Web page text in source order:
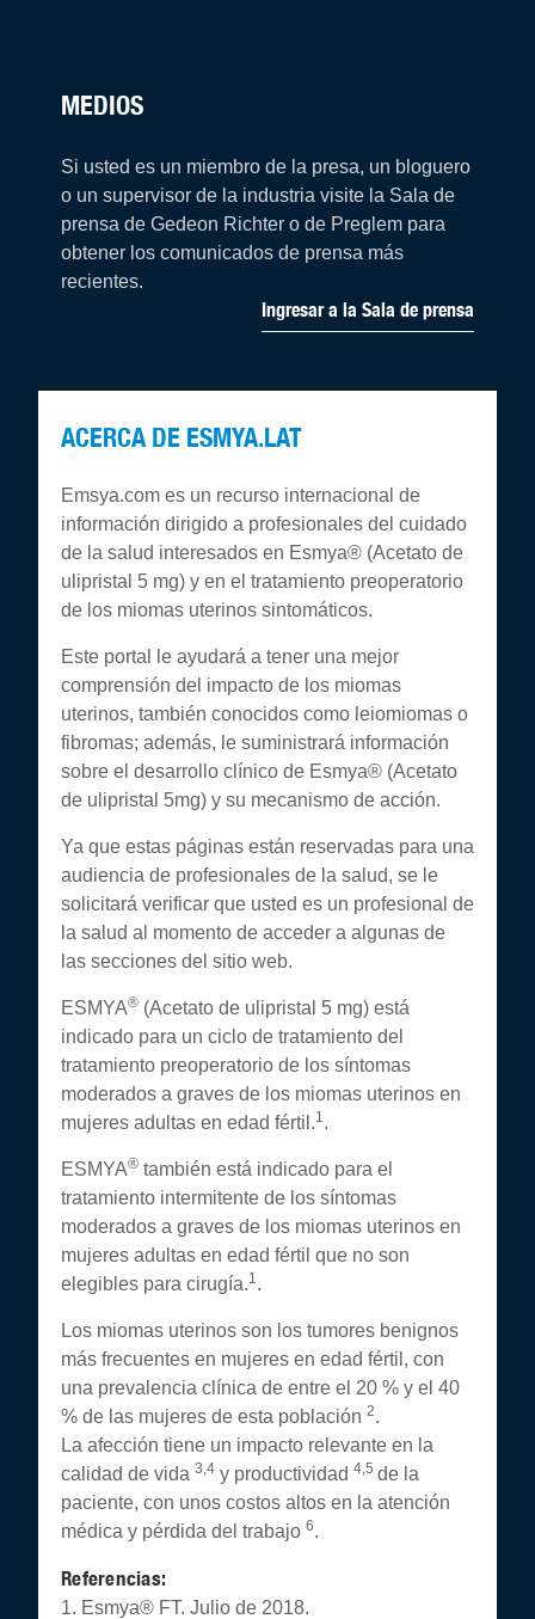
MEDIOS
Si usted es un miembro de la presa, un bloguero
o un supervisor de la industria visite la Sala de
prensa de Gedeon Richter o de Preglem para
obtener los comunicados de prensa más
recientes.
Ingresar a la Sala de prensa
ACERCA DE ESMYA.LAT
Emsya.com es un recurso internacional de
información dirigido a profesionales del cuidado
de la salud interesados en Esmya® (Acetato de
ulipristal 5 mg) y en el tratamiento preoperatorio
de los miomas uterinos sintomáticos.
Este portal le ayudará a tener una mejor
comprensión del impacto de los miomas
uterinos, también conocidos como leiomiomas o
fibromas; además, le suministrará información
sobre el desarrollo clínico de Esmya® (Acetato
de ulipristal 5mg) y su mecanismo de acción.
Ya que estas páginas están reservadas para una
audiencia de profesionales de la salud, se le
solicitará verificar que usted es un profesional de
la salud al momento de acceder a algunas de
las secciones del sitio web.
ESMYA® (Acetato de ulipristal 5 mg) está
indicado para un ciclo de tratamiento del
tratamiento preoperatorio de los síntomas
moderados a graves de los miomas uterinos en
mujeres adultas en edad fértil.1 .
ESMYA® también está indicado para el
tratamiento intermitente de los síntomas
moderados a graves de los miomas uterinos en
mujeres adultas en edad fértil que no son
elegibles para cirugía.1 .
Los miomas uterinos son los tumores benignos
más frecuentes en mujeres en edad fértil, con
una prevalencia clínica de entre el 20 % y el 40
% de las mujeres de esta población 2.
La afección tiene un impacto relevante en la
calidad de vida 3,4 y productividad 4,5 de la
paciente, con unos costos altos en la atención
médica y pérdida del trabajo 6.
Referencias:
1. Esmya® FT. Julio de 2018.